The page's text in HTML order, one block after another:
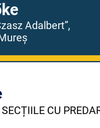
Adalbert”,
CU